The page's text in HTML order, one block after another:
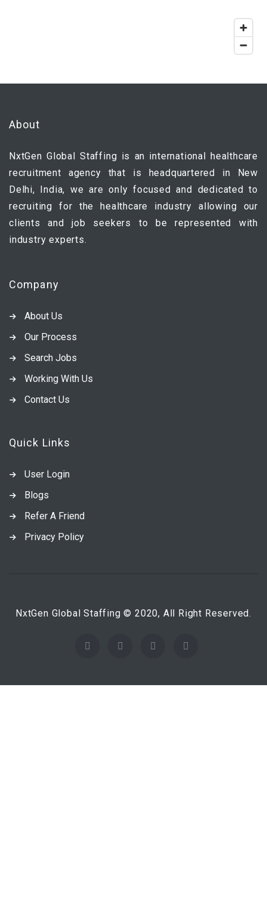
About
NxtGen Global Staffing is an international healthcare
recruitment agency that is headquartered in New
Delhi, India, we are only focused and dedicated to
recruiting for the healthcare industry allowing our
clients and job seekers to be represented with
industry experts.
Company
About Us
Our Process
Search Jobs
Working With Us
Contact Us
Quick Links
User Login
Blogs
Refer A Friend
Privacy Policy
NxtGen Global Staffing © 2020, All Right Reserved.